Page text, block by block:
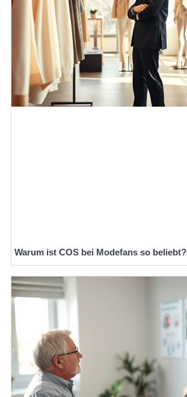
Warum ist COS bei Modefans so beliebt?